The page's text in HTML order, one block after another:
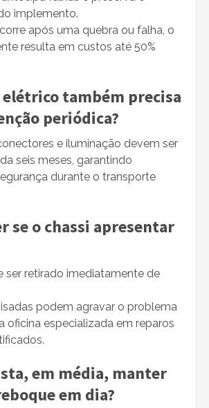
implemento.
após uma quebra ou falha, o
resulta em custos até 50%
elétrico também precisa
periódica?
e iluminação devem ser
seis meses, garantindo
durante o transporte
se o chassi apresentar
ser retirado imediatamente de
podem agravar o problema
oficina especializada em reparos
em média, manter
em dia?